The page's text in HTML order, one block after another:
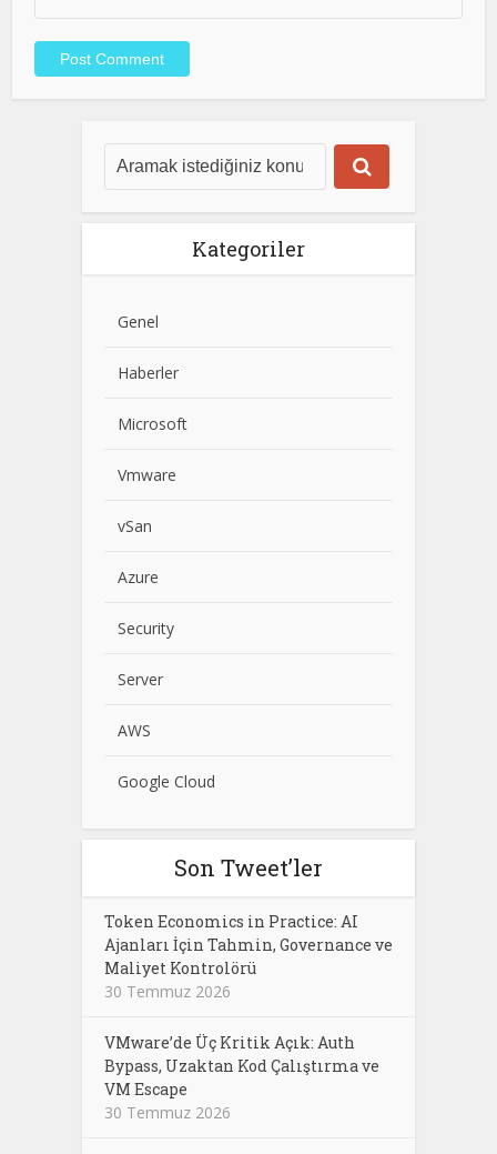
Kategoriler
Genel
Haberler
Microsoft
Vmware
vSan
Azure
Security
Server
AWS
Google Cloud
Son Tweet’ler
Token Economics in Practice: AI
Ajanları İçin Tahmin, Governance ve
Maliyet Kontrolörü
30 Temmuz 2026
VMware’de Üç Kritik Açık: Auth
Bypass, Uzaktan Kod Çalıştırma ve
VM Escape
30 Temmuz 2026